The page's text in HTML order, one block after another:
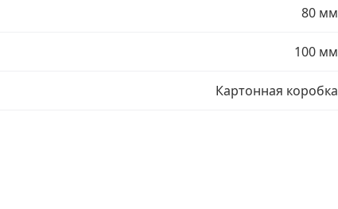
80 мм
100 мм
Картонная коробка